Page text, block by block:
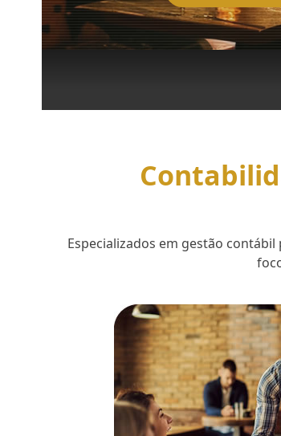
Especializados em gestão